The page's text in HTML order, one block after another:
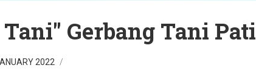
Gerbang Tani Pati
2022